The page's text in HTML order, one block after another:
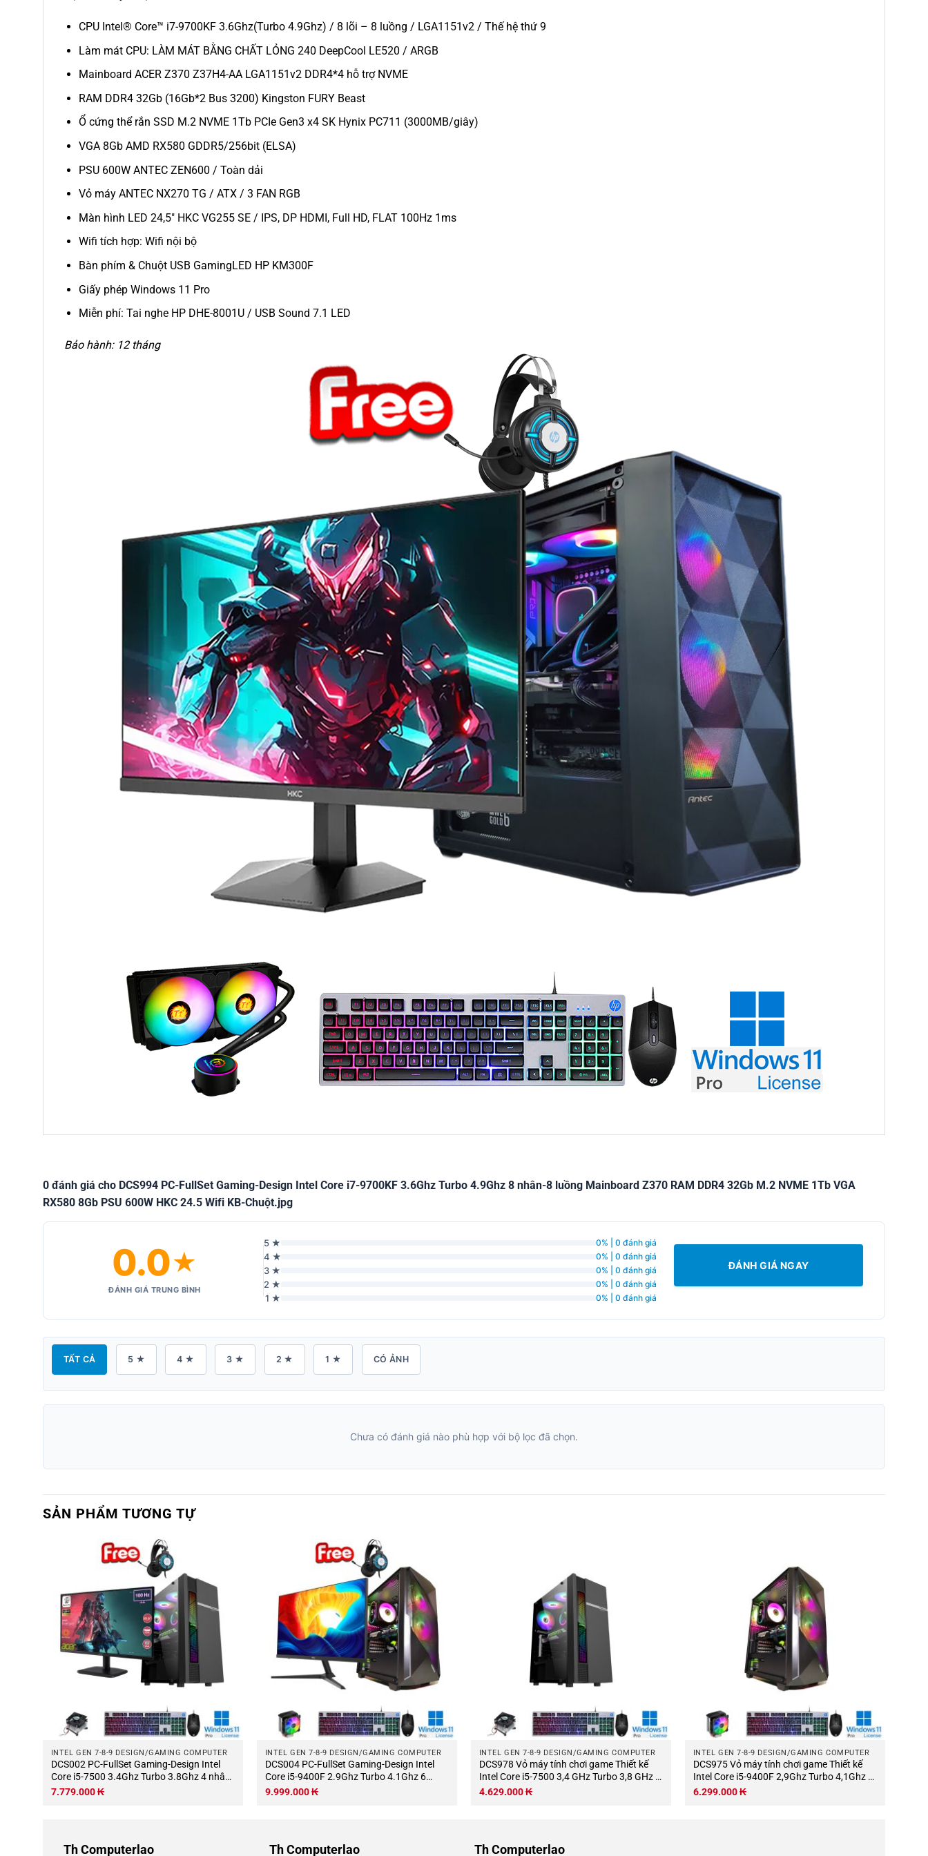
CPU Intel® Core™ i7-9700KF 3.6Ghz(Turbo 4.9Ghz) / 8 lõi – 8 luồng / LGA1151v2 / Thế hệ thứ 9
Làm mát CPU: LÀM MÁT BẰNG CHẤT LỎNG 240 DeepCool LE520 / ARGB
Mainboard ACER Z370 Z37H4-AA LGA1151v2 DDR4*4 hỗ trợ NVME
RAM DDR4 32Gb (16Gb*2 Bus 3200) Kingston FURY Beast
Ổ cứng thể rắn SSD M.2 NVME 1Tb PCIe Gen3 x4 SK Hynix PC711 (3000MB/giây)
VGA 8Gb AMD RX580 GDDR5/256bit (ELSA)
PSU 600W ANTEC ZEN600 / Toàn dải
Vỏ máy ANTEC NX270 TG / ATX / 3 FAN RGB
Màn hình LED 24,5″ HKC VG255 SE / IPS, DP HDMI, Full HD, FLAT 100Hz 1ms
Wifi tích hợp: Wifi nội bộ
Bàn phím & Chuột USB GamingLED HP KM300F
Giấy phép Windows 11 Pro
Miễn phí: Tai nghe HP DHE-8001U / USB Sound 7.1 LED
Bảo hành: 12 tháng
0 đánh giá cho DCS994 PC-FullSet Gaming-Design Intel Core i7-9700KF 3.6Ghz Turbo 4.9Ghz 8 nhân-8 luồng Mainboard Z370 RAM DDR4 32Gb M.2 NVME 1Tb VGA
RX580 8Gb PSU 600W HKC 24.5 Wifi KB-Chuột.jpg
0.0★
ĐÁNH GIÁ TRUNG BÌNH
5 ★ 0% | 0 đánh giá
4 ★ 0% | 0 đánh giá
3 ★ 0% | 0 đánh giá
2 ★ 0% | 0 đánh giá
1 ★ 0% | 0 đánh giá
ĐÁNH GIÁ NGAY
TẤT CẢ 5 ★ 4 ★ 3 ★ 2 ★ 1 ★ CÓ ẢNH
Chưa có đánh giá nào phù hợp với bộ lọc đã chọn.
SẢN PHẨM TƯƠNG TỰ
INTEL GEN 7-8-9 DESIGN/GAMING COMPUTER
DCS002 PC-FullSet Gaming-Design Intel
Core i5-7500 3.4Ghz Turbo 3.8Ghz 4 nhân-
4 luồng Mainboard H110 RAM DDR4 8Gb
7.779.000₭
INTEL GEN 7-8-9 DESIGN/GAMING COMPUTER
DCS004 PC-FullSet Gaming-Design Intel
Core i5-9400F 2.9Ghz Turbo 4.1Ghz 6
nhân-6 luồng Mainboard Z370 RAM DDR4
9.999.000₭
INTEL GEN 7-8-9 DESIGN/GAMING COMPUTER
DCS978 Vỏ máy tính chơi game Thiết kế
Intel Core i5-7500 3,4 GHz Turbo 3,8 GHz 4
lõi-4 luồng Bo mạch chủ H110 RAM DDR4
4.629.000₭
INTEL GEN 7-8-9 DESIGN/GAMING COMPUTER
DCS975 Vỏ máy tính chơi game Thiết kế
Intel Core i5-9400F 2,9Ghz Turbo 4,1Ghz 6
nhân-6 luồng Bo mạch chủ Z370 RAM
6.299.000₭
Th Computerlao Th Computerlao Th Computerlao